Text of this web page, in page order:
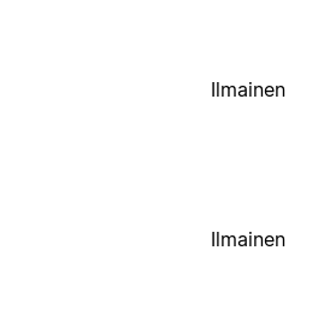
Ilmainen
Ilmainen